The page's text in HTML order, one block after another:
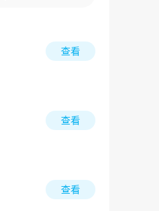
查看
查看
查看